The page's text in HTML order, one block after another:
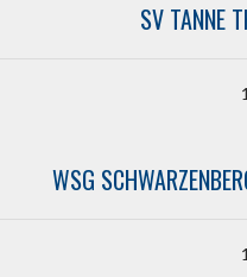
SV TANNE
WSG